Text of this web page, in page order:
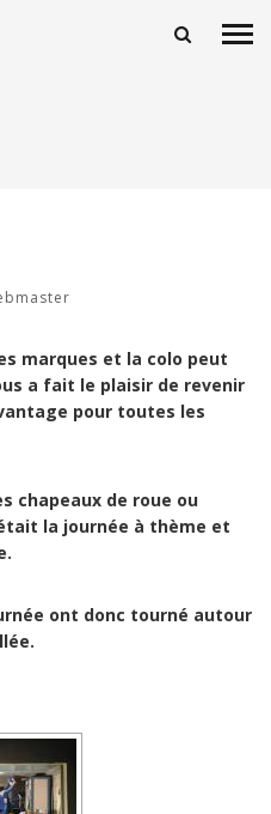
a fait le plaisir de revenir
pour toutes les
chapeaux de roue ou
la journée à thème et
ont donc tourné autour